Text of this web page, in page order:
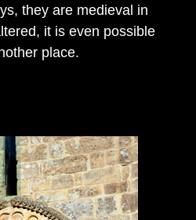
they are medieval in
it is even possible
place.